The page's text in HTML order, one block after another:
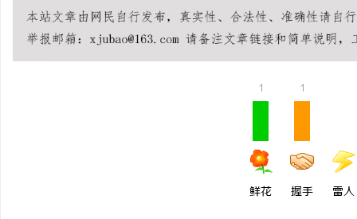
1
鲜花
1
握手 雷人